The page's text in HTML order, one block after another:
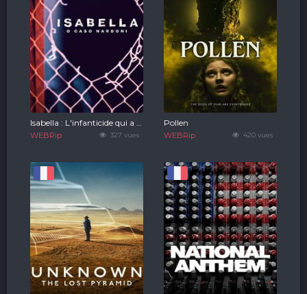
327 vues
Isabella : L'infanticide qui a choqué le Brésil
WEBRip 420 vues
Pollen
WEBRip